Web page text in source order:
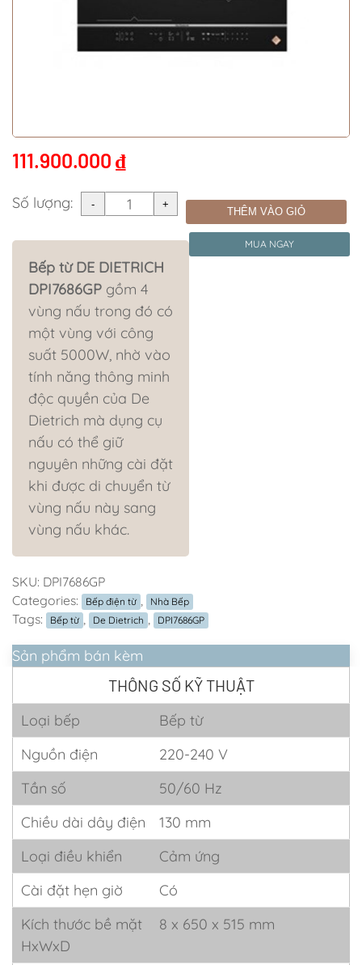
111.900.000 ₫
Số lượng: THÊM VÀO GIỎ
MUA NGAY
Bếp từ DE DIETRICH
DPI7686GP gồm 4
vùng nấu trong đó có
một vùng với công
suất 5000W, nhờ vào
tính năng thông minh
độc quyền của De
Dietrich mà dụng cụ
nấu có thể giữ
nguyên những cài đặt
khi được di chuyển từ
vùng nấu này sang
vùng nấu khác.
SKU: DPI7686GP
Categories:
Bếp điện từ , Nhà Bếp
Tags: Bếp từ , De Dietrich , DPI7686GP
Sản phẩm bán kèm
THÔNG SỐ KỸ THUẬT
Loại bếp
Bếp từ
Nguồn điện
220-240 V
Tần số
50/60 Hz
Chiều dài dây điện
130 mm
Loại điều khiển
Cảm ứng
Cài đặt hẹn giờ
Có
Kích thước bề mặt
HxWxD
8 x 650 x 515 mm